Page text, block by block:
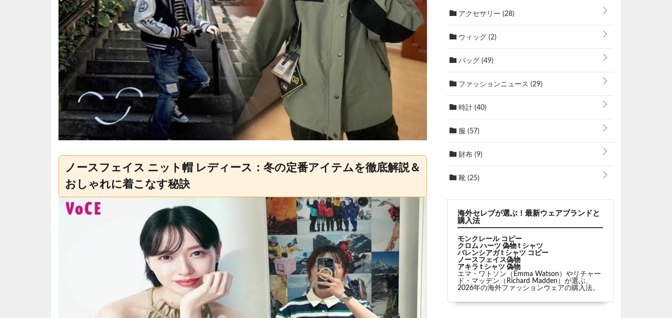
ノースフェイス ニット帽 レディース：冬の定番アイテムを徹底解説＆
おしゃれに着こなす秘訣
アクセサリー (28)
ウィッグ (2)
バッグ (49)
ファッションニュース (29)
時計 (40)
服 (57)
財布 (9)
靴 (25)
海外セレブが選ぶ！最新ウェアブランドと
購入法
モンクレール コピー
クロム ハーツ 偽物 t シャツ
バレンシアガ t シャツ コピー
ノースフェイス偽物
アキラ t シャツ 偽物
エマ・ワトソン（Emma Watson）やリチャー
ド・マッデン（Richard Madden）が選ぶ、
2026年の海外ファッションウェアの購入法。